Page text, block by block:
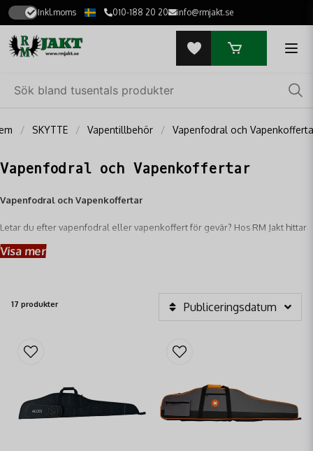
Inkl.moms 010-188 20 20 info@rmjakt.se
SKYTTE Vapentillbehör Vapenfodral och
Vapenfodral och Vapenkoffertar
Vapenfodral och Vapenkoffertar
Letar du efter vapenfodral eller vapenkoffert för gevär? Hos RM Jakt hittar
vid jakt och skytte..
vapenkoffert i hårdplast med skum, har vi lösningar som
skyddar ditt vapen mot stötar, fukt och slitage.
Visa mer
17 produkter Publiceringsdatum